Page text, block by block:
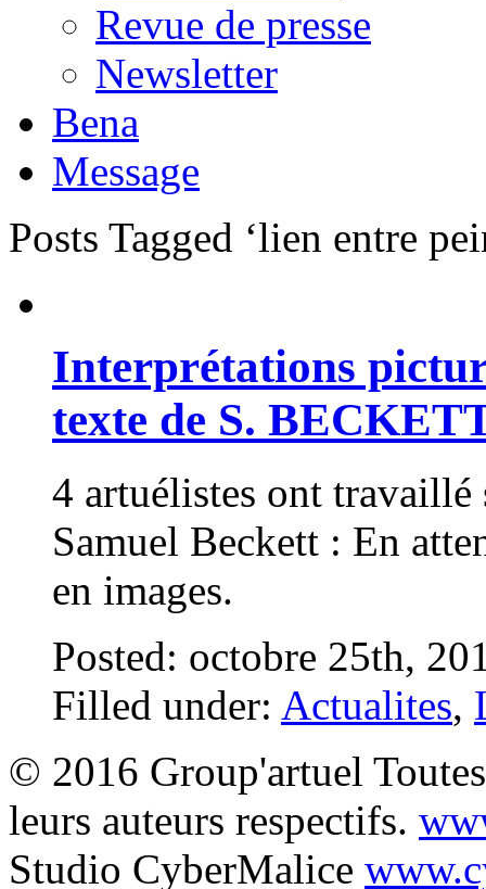
Revue de presse
Newsletter
Bena
Message
Posts Tagged ‘lien entre
Interprétations
texte de S.
4 artuélistes ont travaillé
Samuel Beckett : En
en images.
Posted: octobre 25th,
Filled under: Actualites,
© 2016 Group'artuel
leurs auteurs respectifs.
Studio CyberMalice